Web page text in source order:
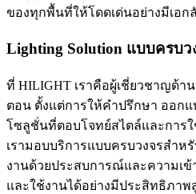
ของทุกพื้นที่ให้โดดเด่นอย่างมีเอ
Lighting Solution แบบครบว
ที่ HILIGHT เราคือผู้เชี่ยวชาญด้
ตอน ตั้งแต่การให้คำปรึกษา ออก
โซลูชั่นที่ตอบโจทย์สไตล์และการ
เรามอบบริการแบบครบวงจรสำ
งานด้วยประสบการณ์และความเข้
และใช้งานได้อย่างมีประสิทธิภาพ